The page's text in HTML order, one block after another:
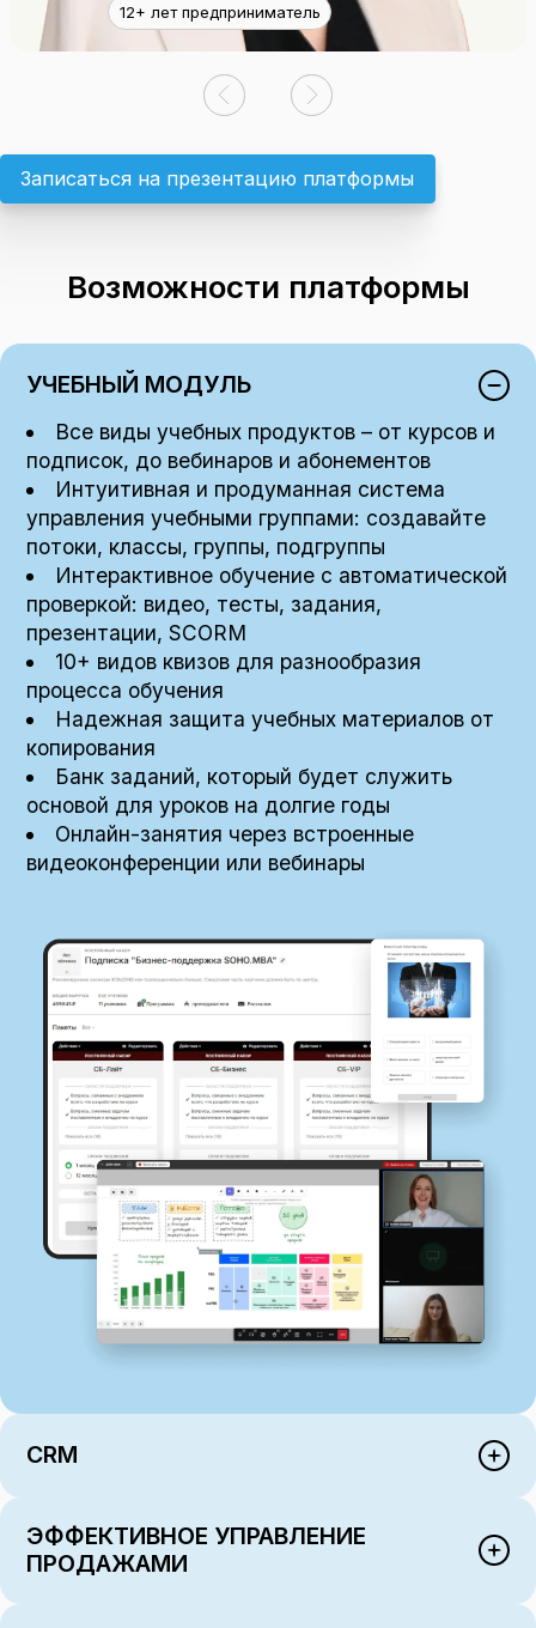
12+ лет предприниматель
Записаться на презентацию платформы
Возможности платформы
УЧЕБНЫЙ МОДУЛЬ
Все виды учебных продуктов – от курсов и
подписок, до вебинаров и абонементов
Интуитивная и продуманная система
управления учебными группами: создавайте
потоки, классы, группы, подгруппы
Интерактивное обучение с автоматической
проверкой: видео, тесты, задания,
презентации, SCORM
10+ видов квизов для разнообразия
процесса обучения
Надежная защита учебных материалов от
копирования
Банк заданий, который будет служить
основой для уроков на долгие годы
Онлайн-занятия через встроенные
видеоконференции или вебинары
CRM
ЭФФЕКТИВНОЕ УПРАВЛЕНИЕ
ПРОДАЖАМИ